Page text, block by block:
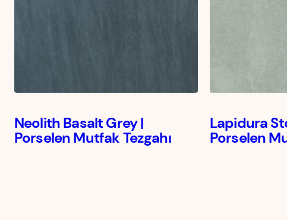
Neolith Basalt Grey |
Porselen Mutfak Tezgahı
Lapidura
Porselen